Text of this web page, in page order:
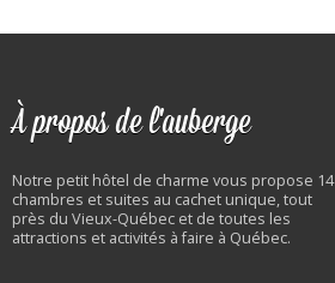
À propos de l'auberge
Notre petit hôtel de charme vous propose 14
chambres et suites au cachet unique, tout
près du Vieux-Québec et de toutes les
attractions et activités à faire à Québec.